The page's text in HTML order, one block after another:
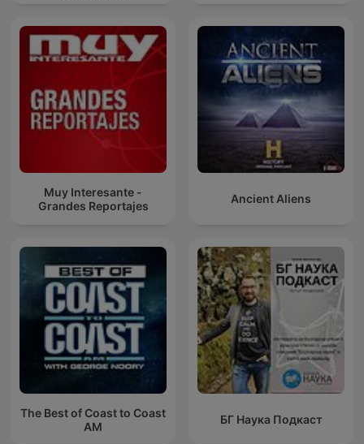
Muy Interesante -
Grandes Reportajes
Ancient Aliens
The Best of Coast to Coast
AM
БГ Наука Подкаст